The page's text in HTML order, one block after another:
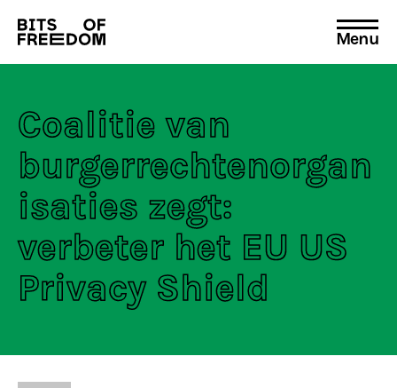
Search
for:
Menu
Coalitie van
burgerrechtenorgan
isaties zegt:
verbeter het EU US
Privacy Shield